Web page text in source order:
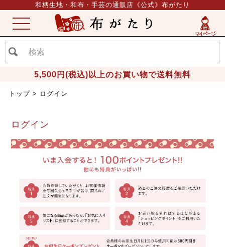
和柄生地・和布・手芸の通販店《公式》布がたり
5,500円(税込)以上のお買い物で送料無料
ME
NU
トップ ログイン
ログイン